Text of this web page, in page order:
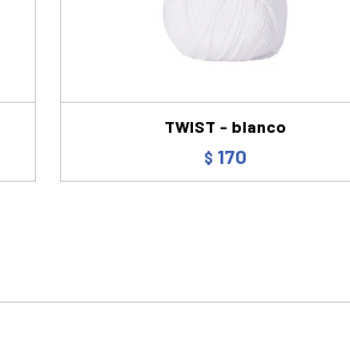
TWIST - blanco
$ 170